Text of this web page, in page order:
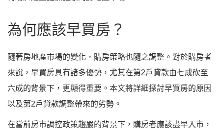
為何應該早買房？
隨著房地產市場的變化，購房策略也隨之調整。對於購房者
來說，早買房具有諸多優勢，尤其在第2戶貸款由七成砍至
六成的背景下，更顯得重要。本文將詳細探討早買房的原因
以及第2戶貸款調整帶來的劣勢。
在當前房市調控政策趨嚴的背景下，購房者應該盡早入市，